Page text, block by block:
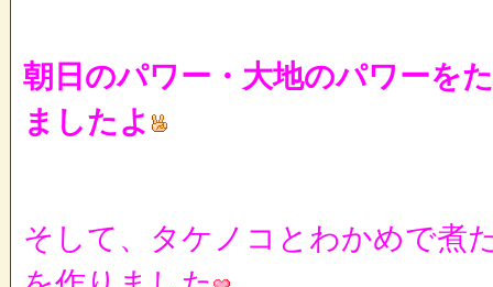
朝日のパワー・大地のパワーを
ましたよ
そして、タケノコとわかめで煮